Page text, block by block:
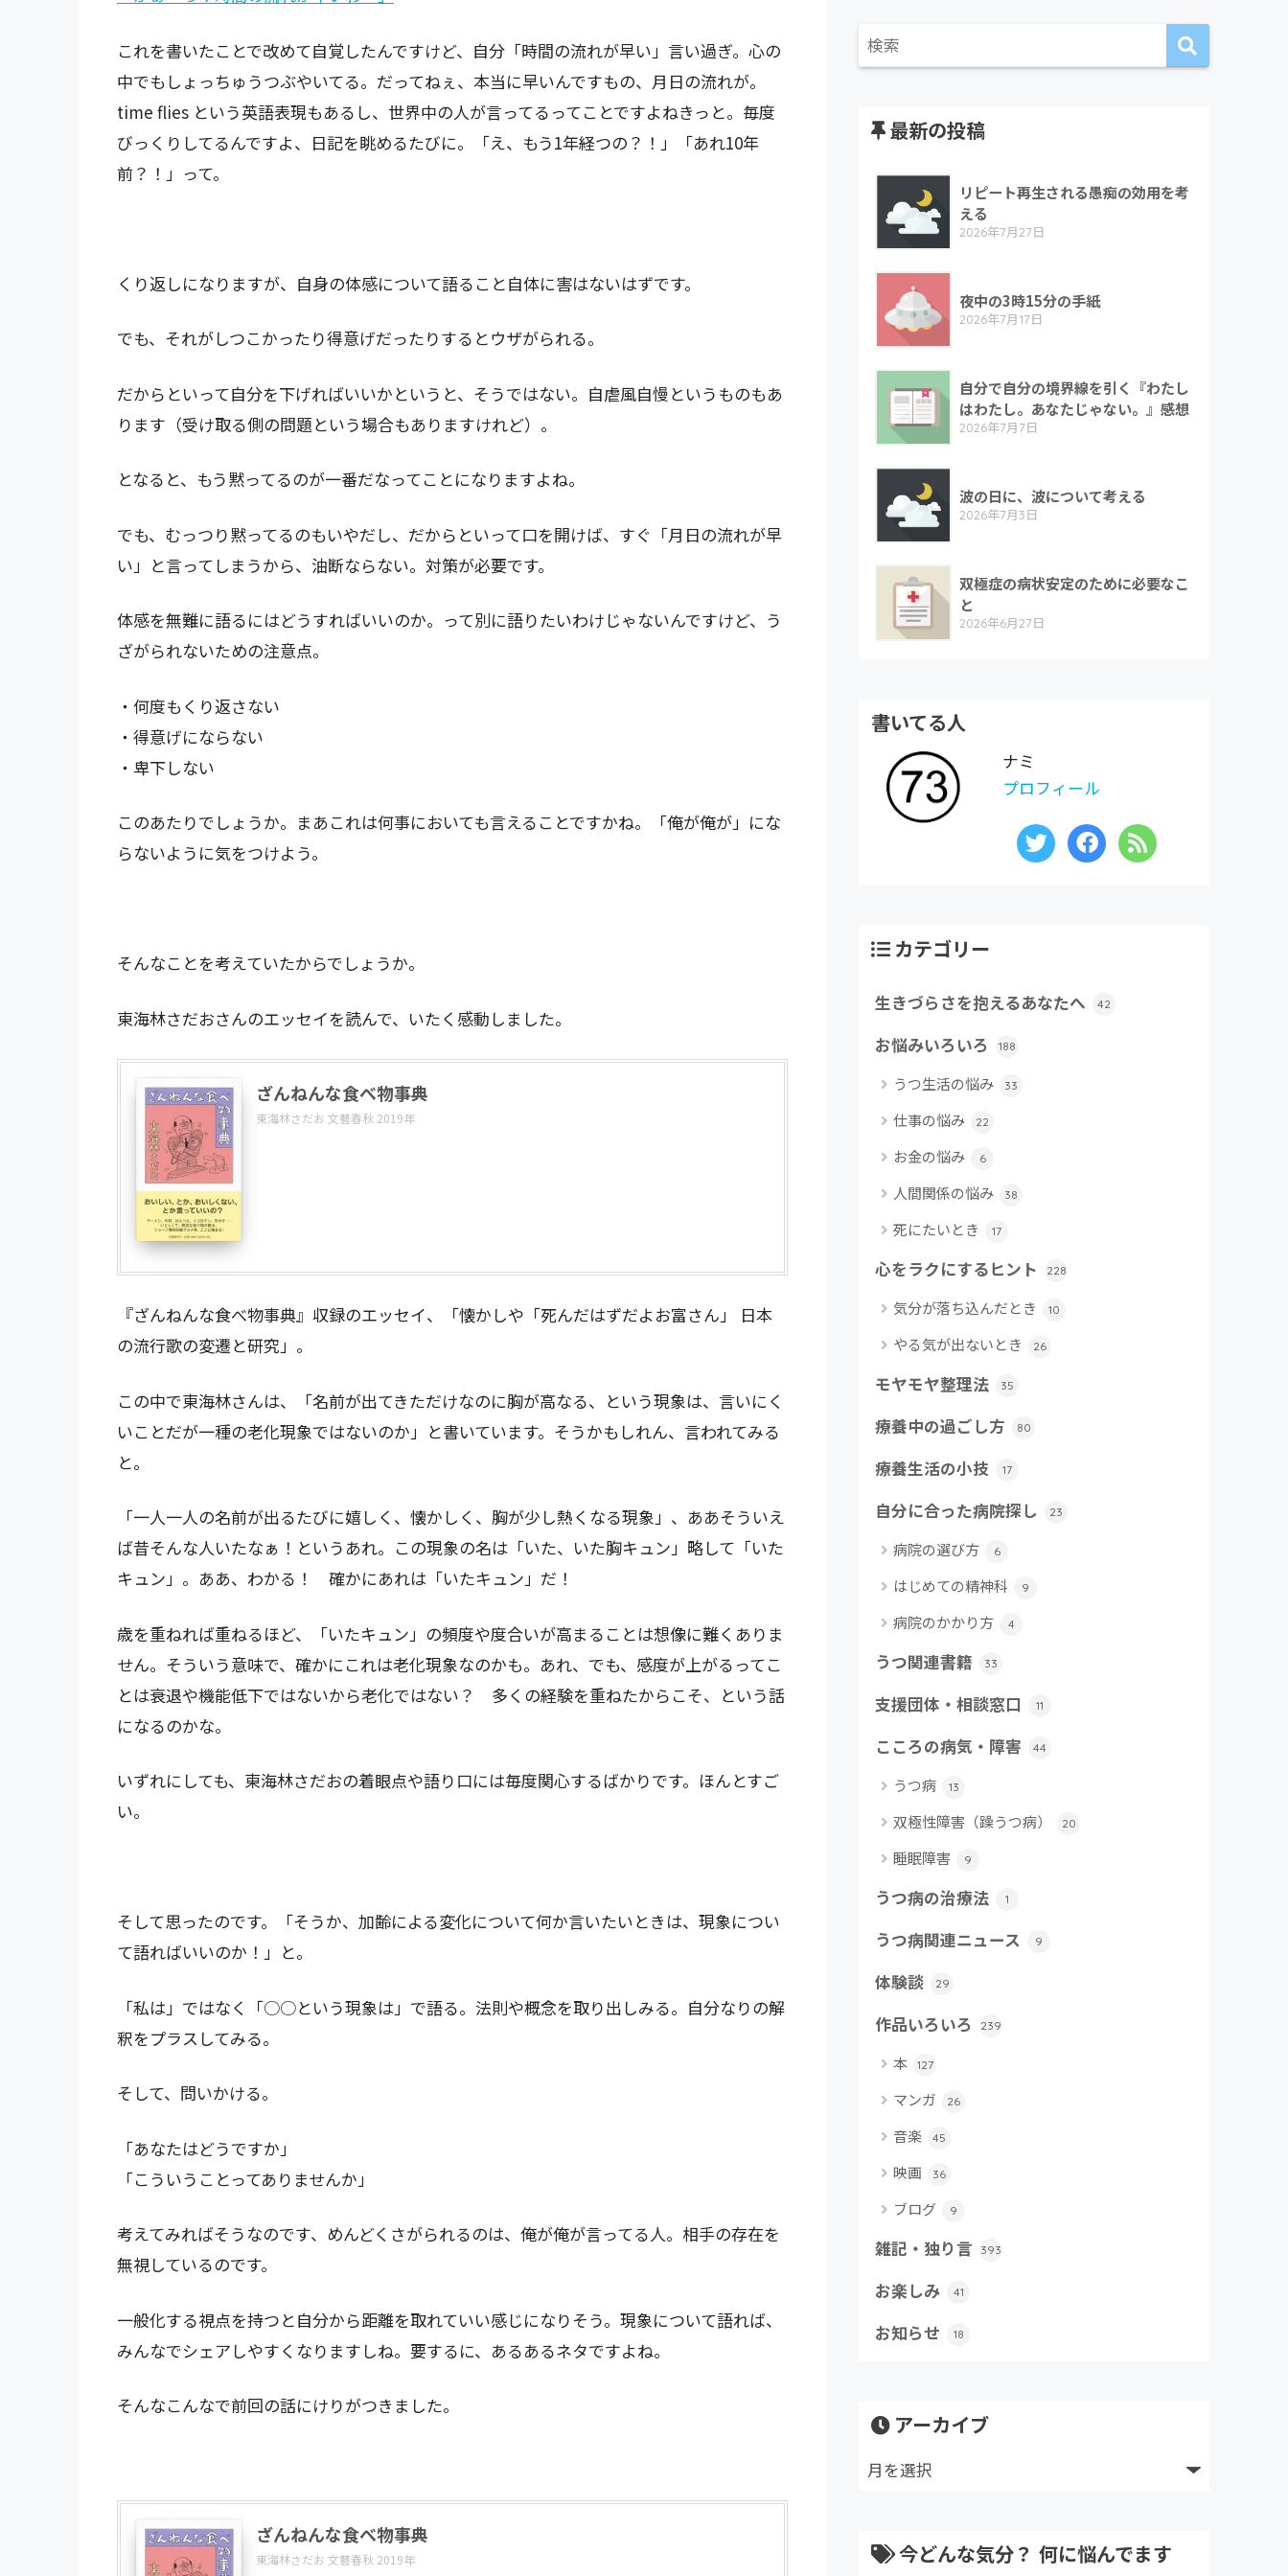
これを書いたことで改めて自覚したんですけど、自分「時間の流れが早い」言い過ぎ。心の
中でもしょっちゅうつぶやいてる。だってねぇ、本当に早いんですもの、月日の流れが。
time flies という英語表現もあるし、世界中の人が言ってるってことですよねきっと。毎度
びっくりしてるんですよ、日記を眺めるたびに。「え、もう1年経つの？！」「あれ10年
前？！」って。
くり返しになりますが、自身の体感について語ること自体に害はないはずです。
でも、それがしつこかったり得意げだったりするとウザがられる。
だからといって自分を下げればいいかというと、そうではない。自虐風自慢というものもあ
ります（受け取る側の問題という場合もありますけれど）。
となると、もう黙ってるのが一番だなってことになりますよね。
でも、むっつり黙ってるのもいやだし、だからといって口を開けば、すぐ「月日の流れが早
い」と言ってしまうから、油断ならない。対策が必要です。
体感を無難に語るにはどうすればいいのか。って別に語りたいわけじゃないんですけど、う
ざがられないための注意点。
・何度もくり返さない
・得意げにならない
・卑下しない
このあたりでしょうか。まあこれは何事においても言えることですかね。「俺が俺が」にな
らないように気をつけよう。
そんなことを考えていたからでしょうか。
東海林さだおさんのエッセイを読んで、いたく感動しました。
ざんねんな食べ物事典
東海林さだお 文藝春秋 2019年
『ざんねんな食べ物事典』収録のエッセイ、「懐かしや「死んだはずだよお富さん」 日本
の流行歌の変遷と研究」。
この中で東海林さんは、「名前が出てきただけなのに胸が高なる、という現象は、言いにく
いことだが一種の老化現象ではないのか」と書いています。そうかもしれん、言われてみる
と。
「一人一人の名前が出るたびに嬉しく、懐かしく、胸が少し熱くなる現象」、ああそういえ
ば昔そんな人いたなぁ！というあれ。この現象の名は「いた、いた胸キュン」略して「いた
キュン」。ああ、わかる！ 確かにあれは「いたキュン」だ！
歳を重ねれば重ねるほど、「いたキュン」の頻度や度合いが高まることは想像に難くありま
せん。そういう意味で、確かにこれは老化現象なのかも。あれ、でも、感度が上がるってこ
とは衰退や機能低下ではないから老化ではない？ 多くの経験を重ねたからこそ、という話
になるのかな。
いずれにしても、東海林さだおの着眼点や語り口には毎度関心するばかりです。ほんとすご
い。
そして思ったのです。「そうか、加齢による変化について何か言いたいときは、現象につい
て語ればいいのか！」と。
「私は」ではなく「○○という現象は」で語る。法則や概念を取り出しみる。自分なりの解
釈をプラスしてみる。
そして、問いかける。
「あなたはどうですか」
「こういうことってありませんか」
考えてみればそうなのです、めんどくさがられるのは、俺が俺が言ってる人。相手の存在を
無視しているのです。
一般化する視点を持つと自分から距離を取れていい感じになりそう。現象について語れば、
みんなでシェアしやすくなりますしね。要するに、あるあるネタですよね。
そんなこんなで前回の話にけりがつきました。
ざんねんな食べ物事典
東海林さだお 文藝春秋 2019年
最新の投稿
リピート再生される愚痴の効用を考
える
2026年7月27日
夜中の3時15分の手紙
2026年7月17日
自分で自分の境界線を引く『わたし
はわたし。あなたじゃない。』感想
2026年7月7日
波の日に、波について考える
2026年7月3日
双極症の病状安定のために必要なこ
と
2026年6月27日
書いてる人
ナミ
プロフィール
カテゴリー
生きづらさを抱えるあなたへ 42
お悩みいろいろ 188
うつ生活の悩み 33
仕事の悩み 22
お金の悩み 6
人間関係の悩み 38
死にたいとき 17
心をラクにするヒント 228
気分が落ち込んだとき 10
やる気が出ないとき 26
モヤモヤ整理法 35
療養中の過ごし方 80
療養生活の小技 17
自分に合った病院探し 23
病院の選び方 6
はじめての精神科 9
病院のかかり方 4
うつ関連書籍 33
支援団体・相談窓口 11
こころの病気・障害 44
うつ病 13
双極性障害（躁うつ病） 20
睡眠障害 9
うつ病の治療法 1
うつ病関連ニュース 9
体験談 29
作品いろいろ 239
本 127
マンガ 26
音楽 45
映画 36
ブログ 9
雑記・独り言 393
お楽しみ 41
お知らせ 18
アーカイブ
今どんな気分？ 何に悩んでます